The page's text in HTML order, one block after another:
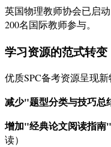
英国物理教师协会已启动
200名国际教师参与。
学习资源的范式转变
优质SPC备考资源呈现新
减少"题型分类与技巧总
增加"经典论文阅读指南"
读）